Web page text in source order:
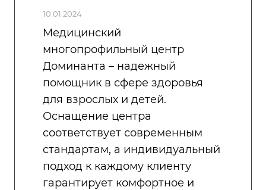
10.01.2024
Медицинский
многопрофильный центр
Доминанта – надежный
помощник в сфере здоровья
для взрослых и детей.
Оснащение центра
соответствует современным
стандартам, а индивидуальный
подход к каждому клиенту
гарантирует комфортное и